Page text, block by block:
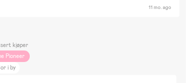
11 mo. ago
kjøper
Pioneer
i by